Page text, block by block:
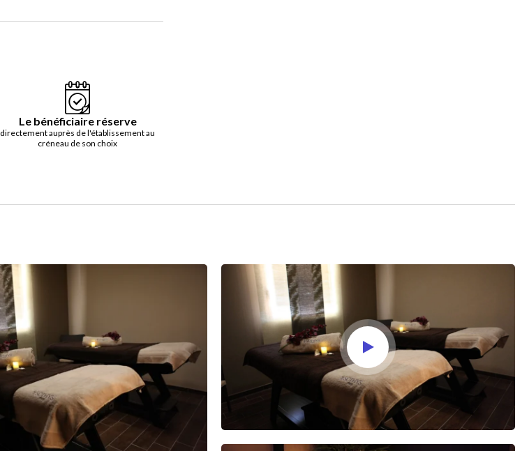
Le bénéficiaire réserve
directement auprès de l'établissement au
créneau de son choix